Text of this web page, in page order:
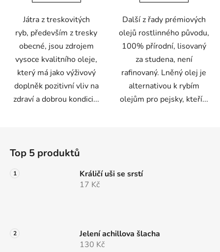
hvězdiček.
Játra z treskovitých
ryb, především z tresky
obecné, jsou zdrojem
vysoce kvalitního oleje,
který má jako výživový
doplněk pozitivní vliv na
zdraví a dobrou kondici...
hvězdiček.
Další z řady prémiových
olejů rostlinného původu,
100% přírodní, lisovaný
za studena, není
rafinovaný. Lněný olej je
alternativou k rybím
olejům pro pejsky, kteří...
Top 5 produktů
Králičí uši se srstí
17 Kč
Jelení achillova šlacha
130 Kč